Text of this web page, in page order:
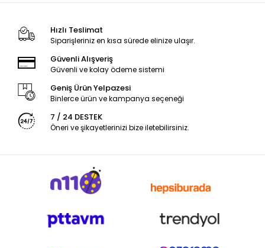
Hızlı Teslimat
Siparişleriniz en kısa sürede elinize ulaşır.
Güvenli Alışveriş
Güvenli ve kolay ödeme sistemi
Geniş Ürün Yelpazesi
Binlerce ürün ve kampanya seçeneği
7 / 24 DESTEK
Öneri ve şikayetlerinizi bize iletebilirsiniz.